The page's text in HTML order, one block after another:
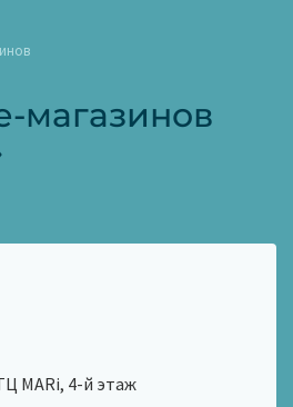
магазинов
MARi, 4-й этаж